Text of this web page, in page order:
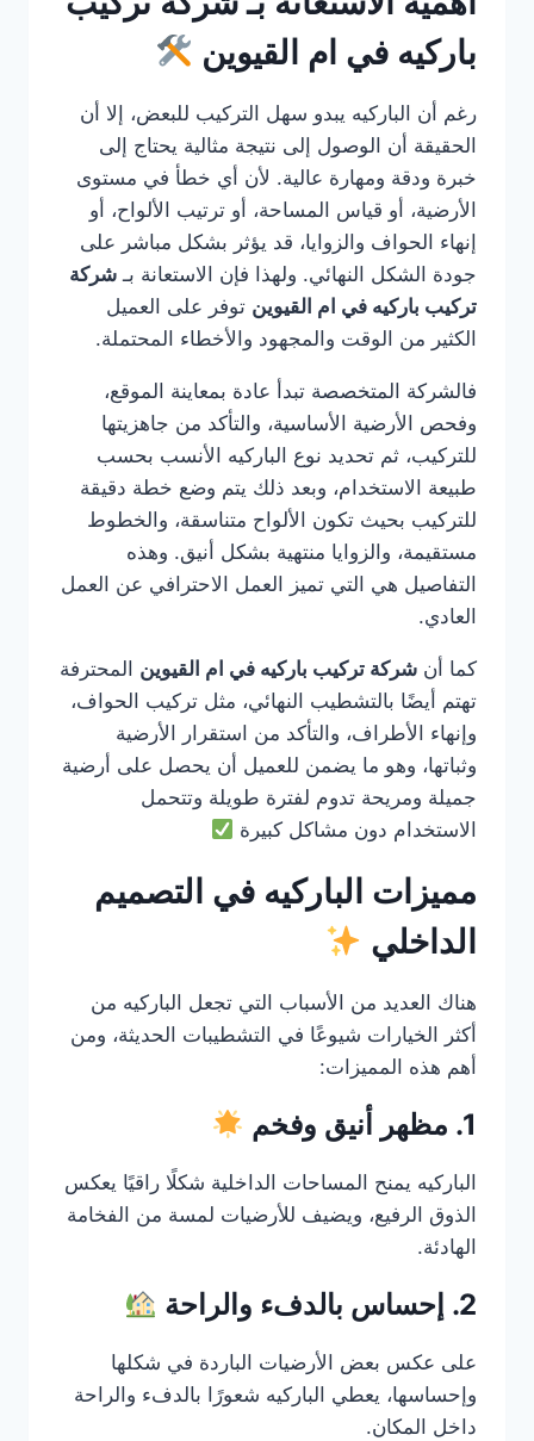
باركيه في ام القيوين
رغم أن الباركيه يبدو سهل التركيب للبعض، إلا أن
الحقيقة أن الوصول إلى نتيجة مثالية يحتاج إلى
خبرة ودقة ومهارة عالية. لأن أي خطأ في مستوى
الأرضية، أو قياس المساحة، أو ترتيب الألواح، أو
إنهاء الحواف والزوايا، قد يؤثر بشكل مباشر على
جودة الشكل النهائي. ولهذا فإن الاستعانة بـ شركة
تركيب باركيه في ام القيوين توفر على العميل
الكثير من الوقت والمجهود والأخطاء المحتملة.
فالشركة المتخصصة تبدأ عادة بمعاينة الموقع،
وفحص الأرضية الأساسية، والتأكد من جاهزيتها
للتركيب، ثم تحديد نوع الباركيه الأنسب بحسب
طبيعة الاستخدام، وبعد ذلك يتم وضع خطة دقيقة
للتركيب بحيث تكون الألواح متناسقة، والخطوط
مستقيمة، والزوايا منتهية بشكل أنيق. وهذه
التفاصيل هي التي تميز العمل الاحترافي عن العمل
العادي.
كما أن شركة تركيب باركيه في ام القيوين المحترفة
تهتم أيضًا بالتشطيب النهائي، مثل تركيب الحواف،
وإنهاء الأطراف، والتأكد من استقرار الأرضية
وثباتها، وهو ما يضمن للعميل أن يحصل على أرضية
جميلة ومريحة تدوم لفترة طويلة وتتحمل
الاستخدام دون مشاكل كبيرة
مميزات الباركيه في التصميم
الداخلي
هناك العديد من الأسباب التي تجعل الباركيه من
أكثر الخيارات شيوعًا في التشطيبات الحديثة، ومن
أهم هذه المميزات:
1. مظهر أنيق وفخم
الباركيه يمنح المساحات الداخلية شكلًا راقيًا يعكس
الذوق الرفيع، ويضيف للأرضيات لمسة من الفخامة
الهادئة.
2. إحساس بالدفء والراحة
على عكس بعض الأرضيات الباردة في شكلها
وإحساسها، يعطي الباركيه شعورًا بالدفء والراحة
داخل المكان.